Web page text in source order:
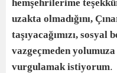
hemşehrilerime
uzakta olmadığını,
taşıyacağımızı, sosyal
vazgeçmeden
vurgulamak istiyorum.